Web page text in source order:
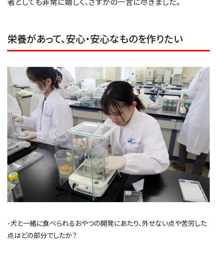
栄養があって、安心・安心なものを作りたい
-犬と一緒に食べられるおやつの開発にあたり、外せない点や苦労した
点はどの部分でしたか？